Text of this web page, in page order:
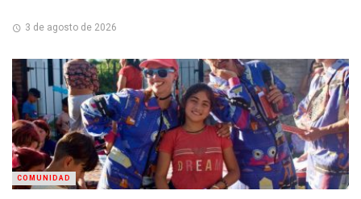
3 de agosto de 2026
COMUNIDAD